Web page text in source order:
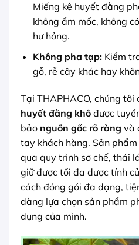
Miếng kê huyết đằng
không ẩm mốc, không
hư hỏng.
Không pha tạp:Kiểm
gỗ, rễ cây khác hay
Tại THAPHACO, chúng tôi
huyết đằng khô được
bảo nguồn gốc rõ ràng và
tay khách hàng. Sản
qua quy trình sơ chế, thái
giữ được tối đa dược tính
cách đóng gói đa dạng,
dàng lựa chọn sản phẩm
dụng của mình.